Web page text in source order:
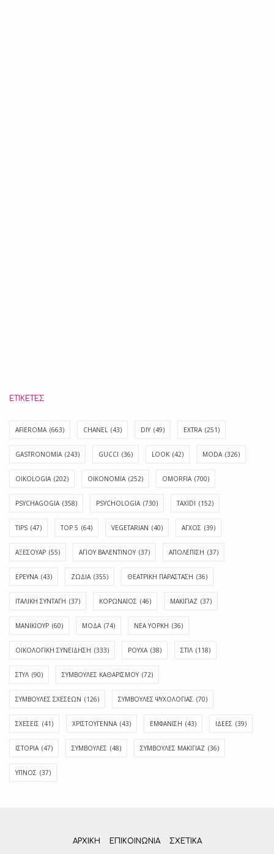
ΕΤΙΚΈΤΕΣ
AFIEROMA (663) CHANEL (43) DIY (49) EXTRA (251)
GASTRONOMIA (243) GUCCI (36) LOOK (42) MODA (326)
OIKOLOGIA (202) OIKONOMIA (252) OMORFIA (700)
PSYCHAGOGIA (358) PSYCHOLOGIA (730) TAXIDI (152)
TIPS (47) TOP 5 (64) VEGETARIAN (40) ΑΓΧΟΣ (39)
ΑΞΕΣΟΥΑΡ (55) ΑΓΊΟΥ ΒΑΛΕΝΤΊΝΟΥ (37) ΑΠΟΛΈΠΙΣΗ (37)
ΕΡΕΥΝΑ (43) ΖΩΔΙΑ (355) ΘΕΑΤΡΙΚΗ ΠΑΡΑΣΤΑΣΗ (36)
ΙΤΑΛΙΚΗ ΣΥΝΤΑΓΗ (37) ΚΟΡΩΝΑΪΟΣ (46) ΜΑΚΙΓΙΑΖ (37)
ΜΑΝΙΚΙΟΥΡ (60) ΜΟΔΑ (74) ΝΕΑ ΥΟΡΚΗ (36)
ΟΙΚΟΛΟΓΙΚΗ ΣΥΝΕΙΔΗΣΗ (333) ΡΟΥΧΑ (38) ΣΤΙΛ (118)
ΣΤΥΛ (90) ΣΥΜΒΟΥΛΕΣ ΚΑΘΑΡΙΣΜΟΥ (72)
ΣΥΜΒΟΥΛΕΣ ΣΧΕΣΕΩΝ (126) ΣΥΜΒΟΥΛΕΣ ΨΥΧΟΛΟΓΙΑΣ (70)
ΣΧΕΣΕΙΣ (41) ΧΡΙΣΤΟΥΓΕΝΝΑ (43) ΕΜΦΆΝΙΣΗ (43) ΙΔΈΕΣ (39)
ΙΣΤΟΡΊΑ (47) ΣΥΜΒΟΥΛΈΣ (48) ΣΥΜΒΟΥΛΈΣ ΜΑΚΙΓΙΆΖ (36)
ΎΠΝΟΣ (37)
ΑΡΧΙΚΗ ΕΠΙΚΟΙΝΩΝΊΑ ΣΧΕΤΙΚΆ